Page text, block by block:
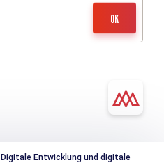
Entwicklung und digitale